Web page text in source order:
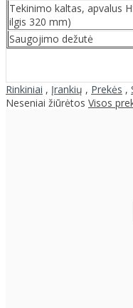
Tekinimo kaltas, apvalus
ilgis 320 mm)
Saugojimo dežutė
Rinkiniai , Įrankių , Prekės ,
Neseniai žiūrėtos Visos